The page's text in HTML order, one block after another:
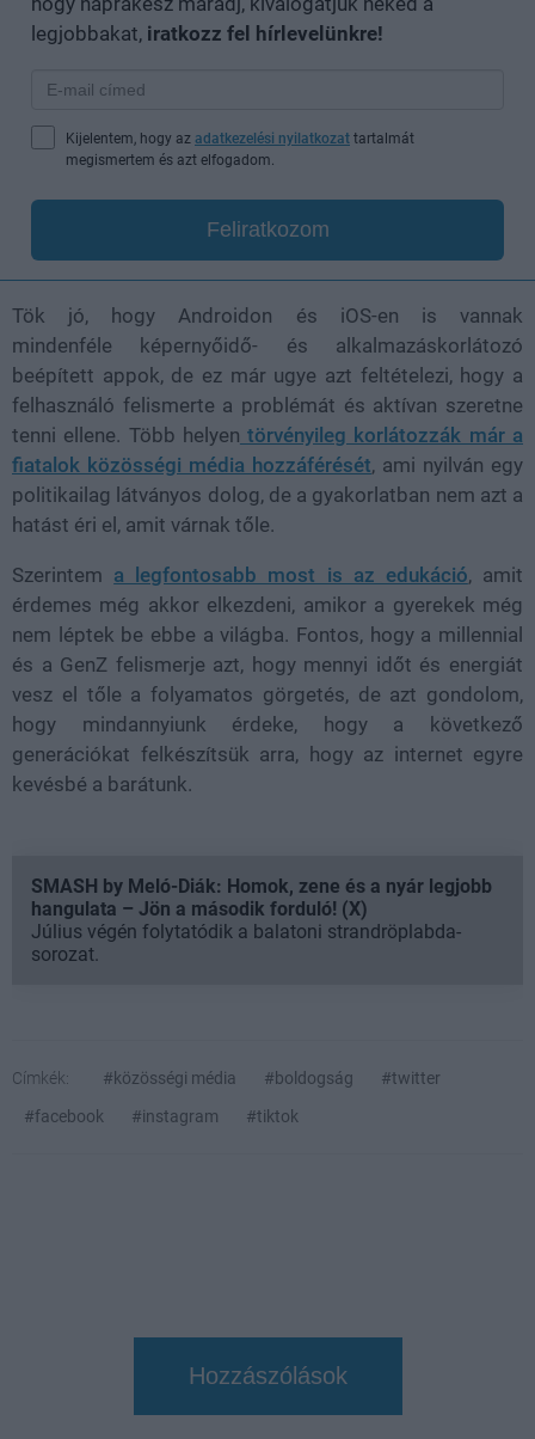
legjobbakat, iratkozz fel hírlevelünkre!
Kijelentem, hogy az adatkezelési nyilatkozat tartalmát
megismertem és azt elfogadom.
Feliratkozom
Tök jó, hogy Androidon és iOS-en is vannak
mindenféle képernyőidő- és alkalmazáskorlátozó
beépített appok, de ez már ugye azt feltételezi, hogy a
felhasználó felismerte a problémát és aktívan szeretne
tenni ellene. Több helyen törvényileg korlátozzák már a
fiatalok közösségi média hozzáférését, ami nyilván egy
politikailag látványos dolog, de a gyakorlatban nem azt a
hatást éri el, amit várnak tőle.
Szerintem a legfontosabb most is az edukáció, amit
érdemes még akkor elkezdeni, amikor a gyerekek még
nem léptek be ebbe a világba. Fontos, hogy a millennial
és a GenZ felismerje azt, hogy mennyi időt és energiát
vesz el tőle a folyamatos görgetés, de azt gondolom,
hogy mindannyiunk érdeke, hogy a következő
generációkat felkészítsük arra, hogy az internet egyre
kevésbé a barátunk.
SMASH by Meló-Diák: Homok, zene és a nyár legjobb
hangulata – Jön a második forduló! (X)
Július végén folytatódik a balatoni strandröplabda-
sorozat.
Címkék: #közösségi média #boldogság
#twitter
#facebook
#instagram #tiktok
Hozzászólások